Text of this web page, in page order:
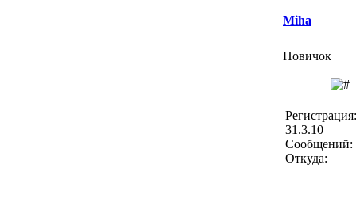
Miha
Новичок
Регистрация:
31.3.10
Сообщений:
Откуда: